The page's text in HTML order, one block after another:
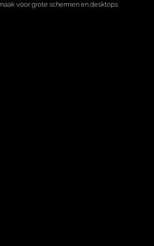
voor grote schermen en desktops